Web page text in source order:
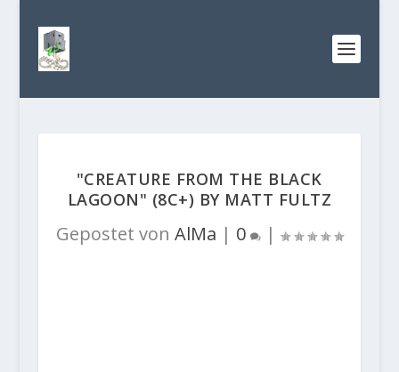
"CREATURE FROM THE BLACK
LAGOON" (8C+) BY MATT FULTZ
Gepostet von AlMa | 0 |